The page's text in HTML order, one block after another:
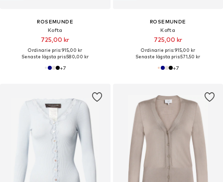
ROSEMUNDE
Kofta
725,00 kr
Ordinarie pris: 915,00 kr
Senaste lägsta pris:580,00 kr
+7
ROSEMUNDE
Kofta
725,00 kr
Ordinarie pris: 915,00 kr
Senaste lägsta pris:571,50 kr
+7